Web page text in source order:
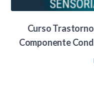
Curso
Componente